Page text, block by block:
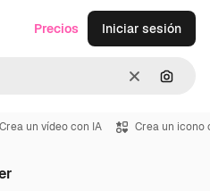
Borrar
Precios Iniciar sesión
Crea un vídeo con IA Crea un icono